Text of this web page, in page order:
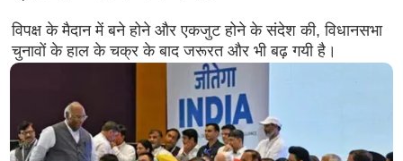
विपक्ष के मैदान में बने होने और एकजुट होने के संदेश की, विधानसभा
चुनावों के हाल के चक्र के बाद जरूरत और भी बढ़ गयी है।